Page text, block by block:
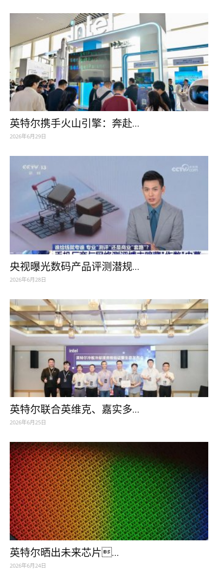
英特尔携手火山引擎：奔赴...
2026年6月29日
央视曝光数码产品评测潜规...
2026年6月28日
英特尔联合英维克、嘉实多...
2026年6月25日
英特尔晒出未来芯片...
2026年6月24日